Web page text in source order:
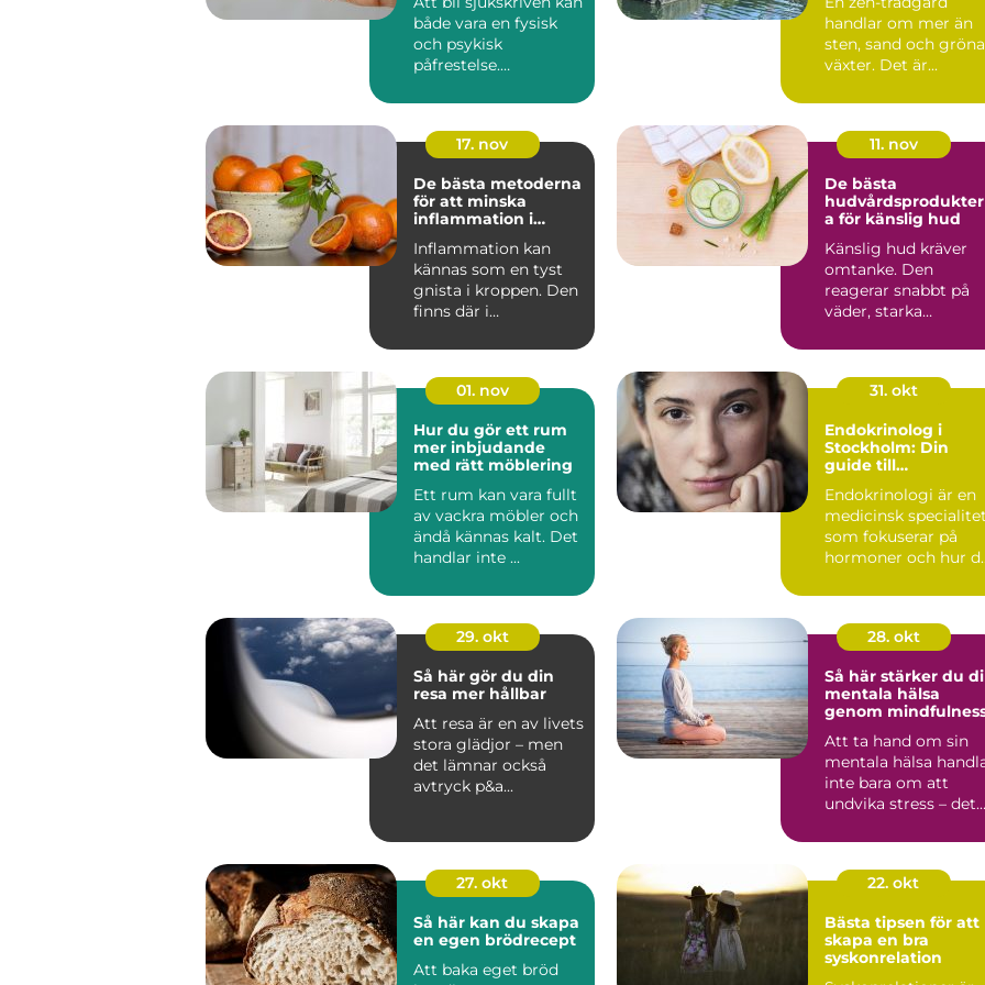
både vara en fysisk
och psykisk
påfrestelse.
handlar om mer än
sten, sand och gröna
växter. Det är...
17. nov
De bästa metoderna
för att minska
inflammation i
Inflammation kan
kännas som en tyst
gnista i kroppen. Den
finns där i
p&ari...
11. nov
De bästa
a för känslig hud
Känslig hud kräver
omtanke. Den
reagerar snabbt på
väder, starka
01. nov
Hur du gör ett rum
mer inbjudande
med rätt möblering
Ett rum kan vara fullt
av vackra möbler och
ändå kännas kalt. Det
handlar inte ...
31. okt
Endokrinolog i
Stockholm: Din
guide till
Endokrinologi är en
medicinsk
som fokuserar på
hormoner och hur
29. okt
Så här gör du din
resa mer hållbar
Att resa är en av livets
stora glädjor – men
det lämnar också
avtryck p&a...
28. okt
Så här stärker du
mentala hälsa
genom
Att ta hand om sin
mentala hälsa
inte bara om att
undvika stress – det
27. okt
Så här kan du skapa
en egen brödrecept
Att baka eget bröd
22. okt
Bästa tipsen för att
skapa en bra
syskonrelation